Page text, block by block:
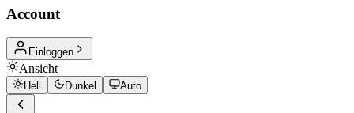
Account
Einloggen
Ansicht
Hell Dunkel Auto